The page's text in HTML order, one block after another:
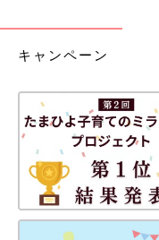
キャンペーン